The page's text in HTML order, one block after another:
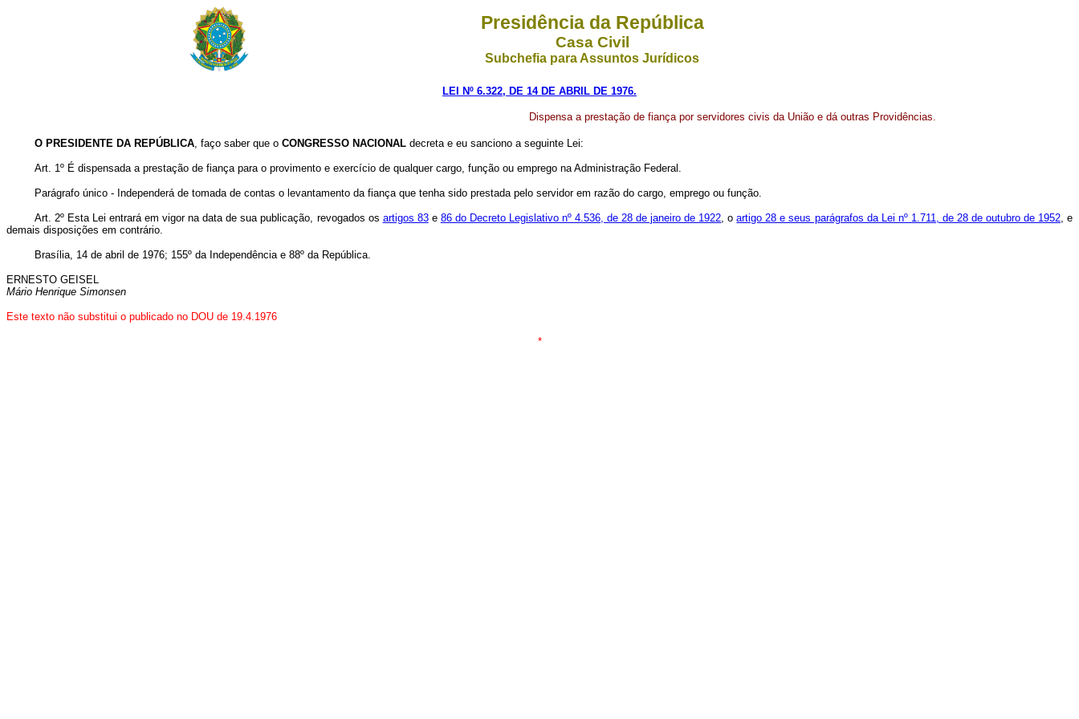
Presidência da República
Casa Civil
Subchefia para Assuntos Jurídicos
LEI Nº 6.322, DE 14 DE ABRIL DE 1976.
Dispensa a prestação de fiança por servidores civis da União e dá outras Providências.
O PRESIDENTE DA REPÚBLICA, faço saber que o CONGRESSO NACIONAL decreta e eu sanciono a seguinte Lei:
Art. 1º É dispensada a prestação de fiança para o provimento e exercício de qualquer cargo, função ou emprego na Administração Federal.
Parágrafo único - Independerá de tomada de contas o levantamento da fiança que tenha sido prestada pelo servidor em razão do cargo, emprego ou função.
Art. 2º Esta Lei entrará em vigor na data de sua publicação, revogados os artigos 83e 86 do Decreto Legislativo nº 4.536, de 28 de janeiro de 1922, oartigo 28 e seus parágrafos da Lei nº 1.711, de 28 de outubro de 1952, e
demais disposições em contrário.
Brasília, 14 de abril de 1976; 155º da Independência e 88º da República.
ERNESTO GEISEL
Mário Henrique Simonsen
Este texto não substitui o publicado no DOU de 19.4.1976
*